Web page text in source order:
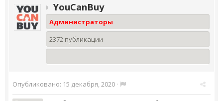
YouCanBuy
Администраторы
2372 публикации
Опубликовано: 15 декабря, 2020 ·